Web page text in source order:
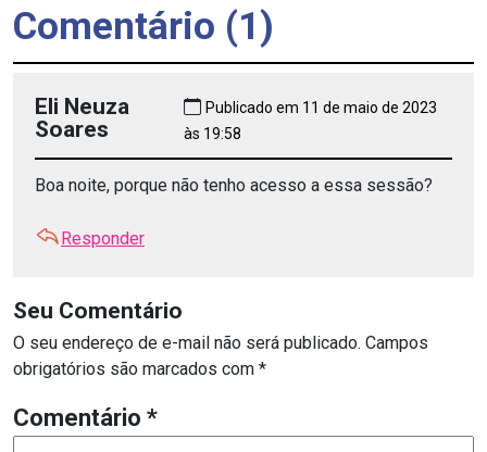
Comentário (1)
Eli Neuza
Soares
Publicado em 11 de maio de 2023
às 19:58
Boa noite, porque não tenho acesso a essa sessão?
Responder
Seu Comentário
O seu endereço de e-mail não será publicado. Campos
obrigatórios são marcados com *
Comentário *